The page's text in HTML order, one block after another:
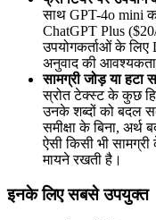
साथ GPT-4o mini
ChatGPT Plus
उपयोगकर्ताओं के
अनुवाद की
सामग्री जोड़ या हटा
स्रोत टेक्स्ट के कुछ
उनके शब्दों को बदल
समीक्षा के बिना,
ऐसी किसी भी
मायने रखती है।
इनके लिए सबसे उपयुक्त